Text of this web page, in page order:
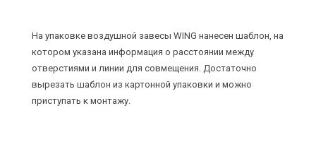
На упаковке воздушной завесы WING нанесен шаблон, на
котором указана информация о расстоянии между
отверстиями и линии для совмещения. Достаточно
вырезать шаблон из картонной упаковки и можно
приступать к монтажу.